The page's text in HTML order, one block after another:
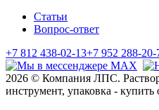
Статьи
Вопрос-ответ
+7 812 438-02-13+7 952 288-20-
2026 © Компания ЛПС.
инструмент, упаковка - купить